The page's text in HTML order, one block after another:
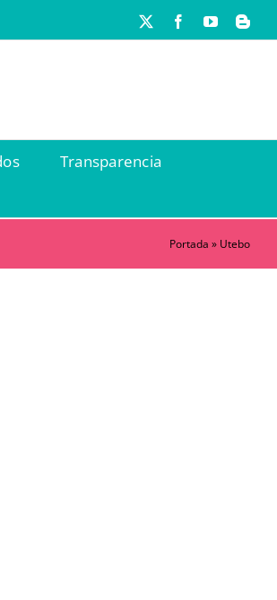
FacebookYouTube
Transparencia
Portada » Utebo